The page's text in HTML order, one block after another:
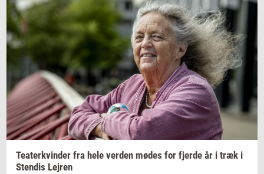
Te­a­ter­kvin­der fra hele ver­den mødes for fjer­de år i træk i
Sten­dis Lej­ren